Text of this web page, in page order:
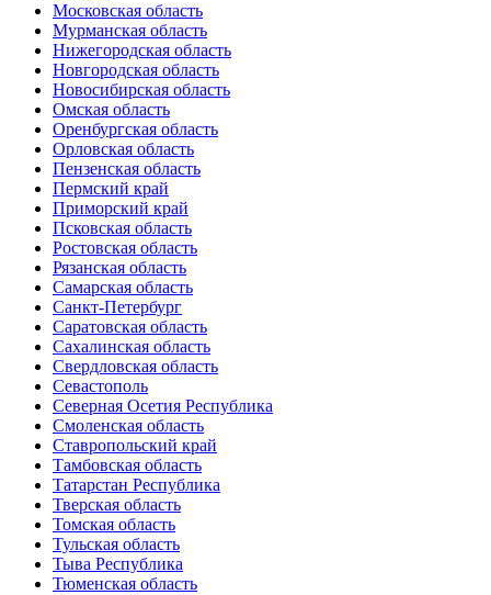
Московская область
Мурманская область
Нижегородская область
Новгородская область
Новосибирская область
Омская область
Оренбургская область
Орловская область
Пензенская область
Пермский край
Приморский край
Псковская область
Ростовская область
Рязанская область
Самарская область
Санкт-Петербург
Саратовская область
Сахалинская область
Свердловская область
Севастополь
Северная Осетия Республика
Смоленская область
Ставропольский край
Тамбовская область
Татарстан Республика
Тверская область
Томская область
Тульская область
Тыва Республика
Тюменская область